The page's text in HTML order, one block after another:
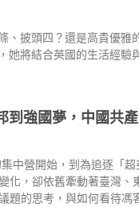
、披頭四？還是高貴優
她將結合英國的生活經驗
到強國夢，中國共
中營開始，到為追逐「
化，卻依舊牽動著臺灣
題的思考，與如何看待馮